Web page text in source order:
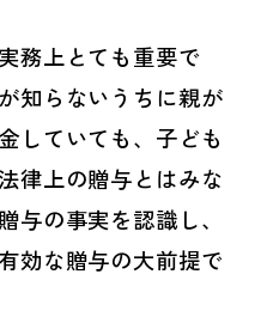
務上とても重要で
知らないうちに親が
していても、子ども
律上の贈与とはみな
与の事実を認識し、
効な贈与の大前提で